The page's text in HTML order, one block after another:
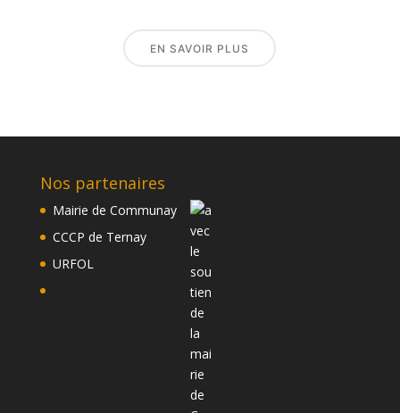
EN SAVOIR PLUS
Nos partenaires
Mairie de Communay
CCCP de Ternay
URFOL